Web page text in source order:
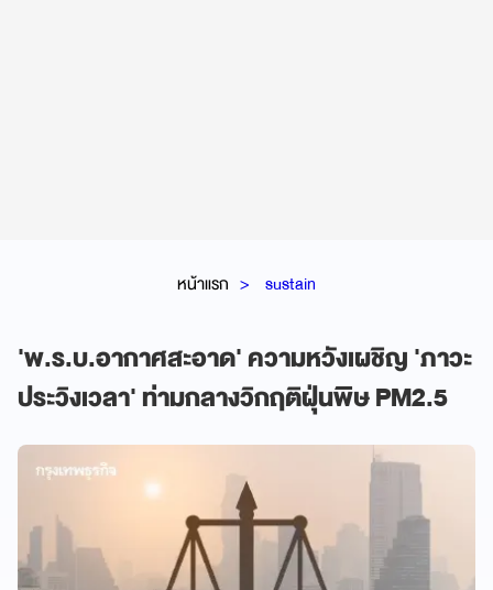
หน้าแรก sustain
'พ.ร.บ.อากาศสะอาด' ความหวังเผชิญ 'ภาวะ
ประวิงเวลา' ท่ามกลางวิกฤติฝุ่นพิษ PM2.5